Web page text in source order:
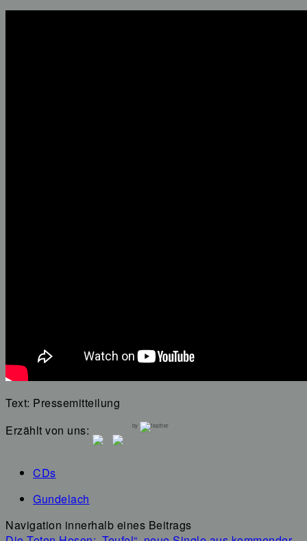
Text: Pressemitteilung
Erzählt von uns:
by
CDs
Gundelach
Navigation innerhalb eines Beitrags